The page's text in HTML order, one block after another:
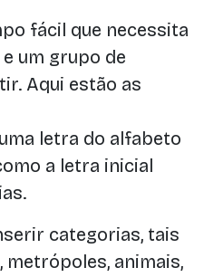
fácil que necessita
um grupo de
Aqui estão as
letra do alfabeto
a letra inicial
categorias, tais
animais,